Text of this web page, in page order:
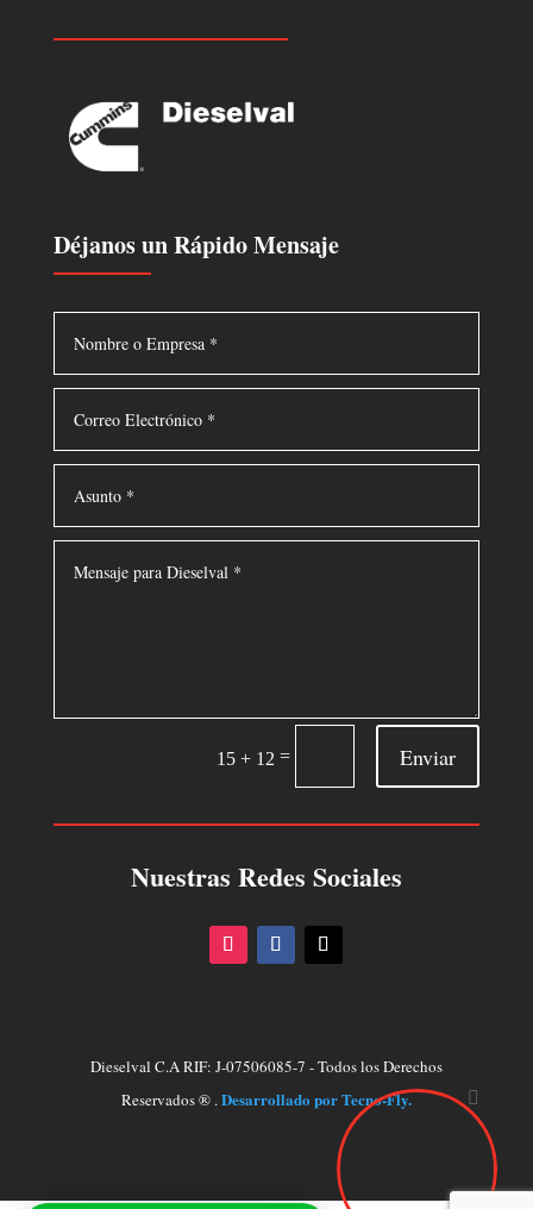
Déjanos un Rápido Mensaje
15 + 12 = Enviar
Nuestras Redes Sociales
Dieselval C.A RIF: J-07506085-7 - Todos los Derechos
Reservados ® .Desarrollado por Tecno-Fly.